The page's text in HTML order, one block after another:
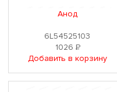
Анод
6L54525103
1026Р
Добавить в корзину